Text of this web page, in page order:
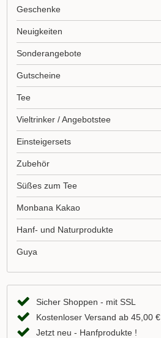
Geschenke
Neuigkeiten
Sonderangebote
Gutscheine
Tee
Vieltrinker / Angebotstee
Einsteigersets
Zubehör
Süßes zum Tee
Monbana Kakao
Hanf- und Naturprodukte
Guya
Sicher Shoppen - mit SSL
Kostenloser Versand ab 45,00 €
Jetzt neu - Hanfprodukte !